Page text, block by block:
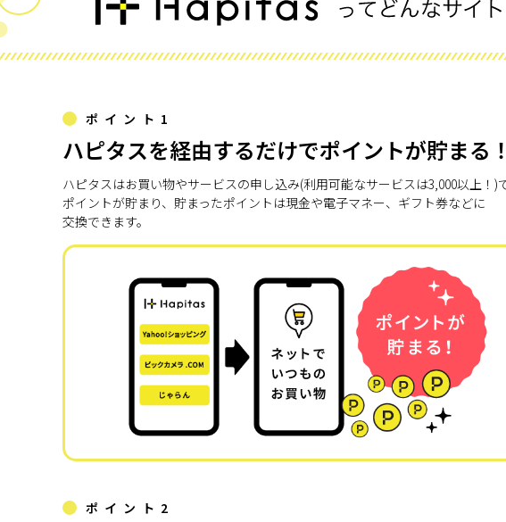
ポイント1
ハピタスを経由するだけでポイントが貯まる
ハピタスはお買い物やサービスの申し込み(利用可能なサービスは3,000以上！)
ポイントが貯まり、貯まったポイントは現金や電子マネー、ギフト券などに
交換できます。
ポイント2